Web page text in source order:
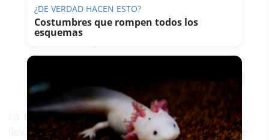
FacebookWhatsApp
Copy
teletransportacióncuántica llega al fin,
llevando a la práctica algo que la teoría decía que
¿DE VERDAD HACEN ESTO?
Costumbres que rompen todos los
esquemas